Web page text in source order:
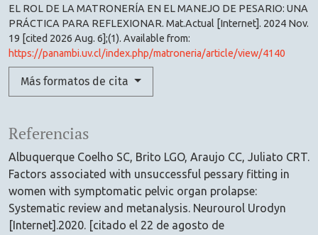
EL ROL DE LA MATRONERÍA EN EL MANEJO DE PESARIO: UNA
PRÁCTICA PARA REFLEXIONAR. Mat.Actual [Internet]. 2024 Nov.
19 [cited 2026 Aug. 6];(1). Available from:
https://panambi.uv.cl/index.php/matroneria/article/view/4140
Más formatos de cita
Referencias
Albuquerque Coelho SC, Brito LGO, Araujo CC, Juliato CRT.
Factors associated with unsuccessful pessary fitting in
women with symptomatic pelvic organ prolapse:
Systematic review and metanalysis. Neurourol Urodyn
[Internet].2020. [citado el 22 de agosto de